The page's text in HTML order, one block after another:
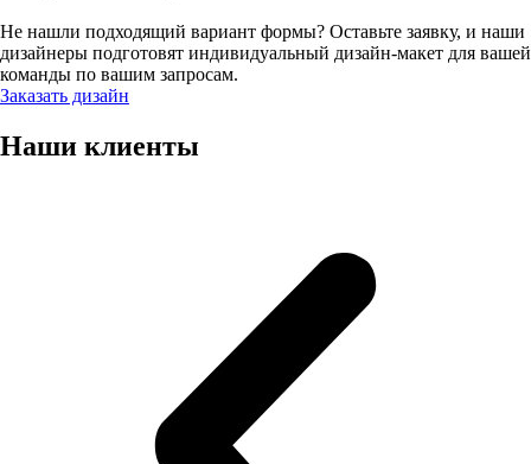
Не нашли подходящий вариант формы? Оставьте заявку, и наши
дизайнеры подготовят индивидуальный дизайн-макет для вашей
команды по вашим запросам.
Заказать дизайн
Наши клиенты